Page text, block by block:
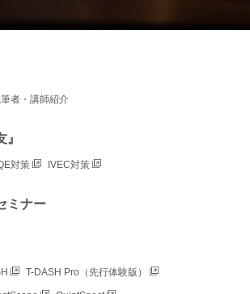
者・講師紹介
対策 IVEC対策
ミナー
T-DASH Pro（先行体験版）